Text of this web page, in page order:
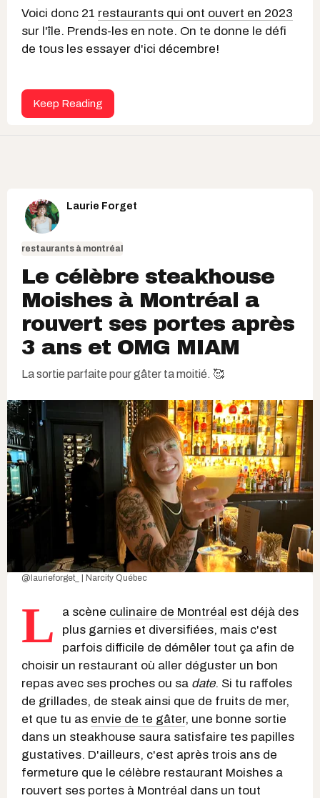
Voici donc 21 restaurants qui ont ouvert en 2023
sur l'île. Prends-les en note. On te donne le défi
de tous les essayer d'ici décembre!
Keep Reading
Laurie Forget
restaurants à montréal
Le célèbre steakhouse
Moishes à Montréal a
rouvert ses portes après
3 ans et OMG MIAM
La sortie parfaite pour gâter ta moitié. 🥰
@laurieforget_ | Narcity Québec
L a scène culinaire de Montréal est déjà des
plus garnies et diversifiées, mais c'est
parfois difficile de démêler tout ça afin de
choisir un restaurant où aller déguster un bon
repas avec ses proches ou sa date. Si tu raffoles
de grillades, de steak ainsi que de fruits de mer,
et que tu as envie de te gâter, une bonne sortie
dans un steakhouse saura satisfaire tes papilles
gustatives. D'ailleurs, c'est après trois ans de
fermeture que le célèbre restaurant Moishes a
rouvert ses portes à Montréal dans un tout